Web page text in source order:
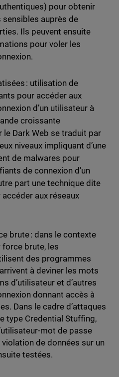
pour obtenir
auprès de
Ils peuvent ensuite
pour voler les
: utilisation de
pour accéder aux
d’un utilisateur à
croissante
le Dark Web se traduit par
niveaux impliquant d’une
de malwares pour
de connexion d’un
part une technique dite
aux réseaux
brute : dans le contexte
brute, les
des programmes
à deviner les mots
d’utilisateur et d’autres
donnant accès à
Dans le cadre d’attaques
type Credential Stuffing,
mot de passe
de données sur un
testées.